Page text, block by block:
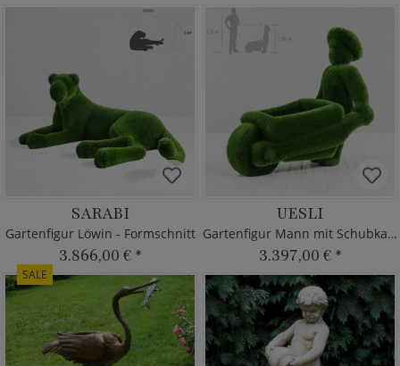
SARABI
Gartenfigur Löwin - Formschnitt
3.866,00 € *
UESLI
Gartenfigur Mann mit Schubkarre
3.397,00 € *
SALE